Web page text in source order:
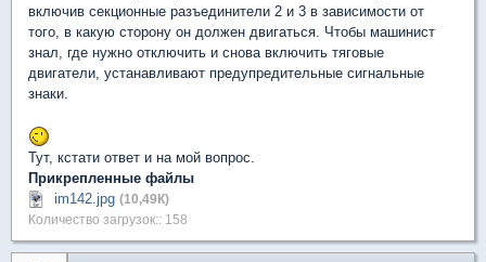
включив секционные разъединители 2 и 3 в зависимости от
того, в какую сторону он должен двигаться. Чтобы машинист
знал, где нужно отключить и снова включить тяговые
двигатели, устанавливают предупредительные сигнальные
знаки.
Тут, кстати ответ и на мой вопрос.
Прикрепленные файлы
im142.jpg (10,49К)
Количество загрузок:: 158